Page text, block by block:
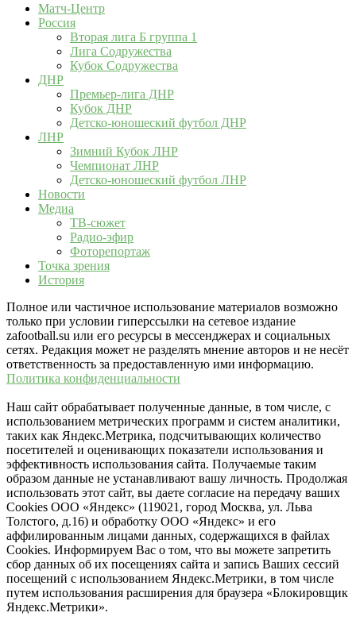
Матч-Центр
Россия
Вторая лига Б группа 1
Лига Содружества
Кубок Содружества
ДНР
Премьер-лига ДНР
Кубок ДНР
Детско-юношеский футбол ДНР
ЛНР
Зимний Кубок ЛНР
Чемпионат ЛНР
Детско-юношеский футбол ЛНР
Новости
Медиа
ТВ-сюжет
Радио-эфир
Фоторепортаж
Точка зрения
История
Полное или частичное использование материалов возможно
только при условии гиперссылки на сетевое издание
zafootball.su или его ресурсы в мессенджерах и социальных
сетях. Редакция может не разделять мнение авторов и не несёт
ответственность за предоставленную ими информацию.
Политика конфиденциальности
Наш сайт обрабатывает полученные данные, в том числе, с
использованием метрических программ и систем аналитики,
таких как Яндекс.Метрика, подсчитывающих количество
посетителей и оценивающих показатели использования и
эффективность использования сайта. Получаемые таким
образом данные не устанавливают вашу личность. Продолжая
использовать этот сайт, вы даете согласие на передачу ваших
Cookies ООО «Яндекс» (119021, город Москва, ул. Льва
Толстого, д.16) и обработку ООО «Яндекс» и его
аффилированным лицами данных, содержащихся в файлах
Cookies. Информируем Вас о том, что вы можете запретить
сбор данных об их посещениях сайта и запись Ваших сессий
посещений с использованием Яндекс.Метрики, в том числе
путем использования расширения для браузера «Блокировщик
Яндекс.Метрики».